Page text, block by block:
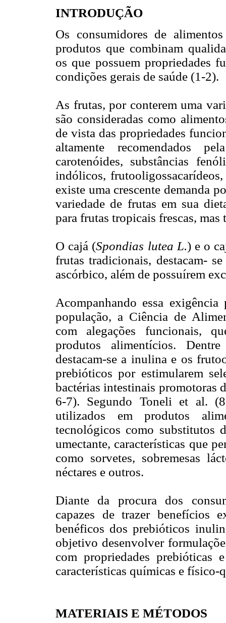
INTRODUÇÃO
Os consumidores de
produtos que combinam
os que possuem propriedades
condições gerais de saúde (1-2).
As frutas, por conterem uma
são consideradas como
de vista das propriedades
altamente recomendados
carotenóides, substâncias
indólicos,
existe uma crescente demanda
variedade de frutas em sua
para frutas tropicais frescas, mas
O cajá (Spondias lutea L.) e o
frutas tradicionais, destacam-
ascórbico, além de possuírem
Acompanhando essa
população, a Ciência de
com alegações funcionais,
produtos alimentícios.
destacam-se a inulina e os
prebióticos por estimularem
bactérias intestinais promotoras
6-7). Segundo Toneli et al.
utilizados em produtos
tecnológicos como substitutos
umectante, características que
como sorvetes, sobremesas
néctares e outros.
Diante da procura dos
capazes de trazer benefícios
benéficos dos prebióticos
objetivo desenvolver
com propriedades prebióticas
características químicas e físico-
MATERIAIS E MÉTODOS